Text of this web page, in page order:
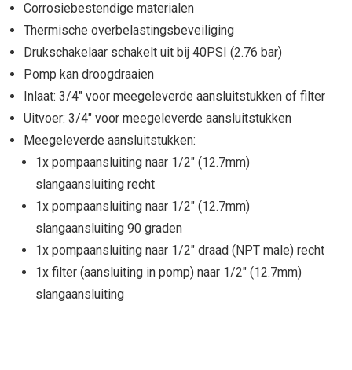
Corrosiebestendige materialen
Thermische overbelastingsbeveiliging
Drukschakelaar schakelt uit bij 40PSI (2.76 bar)
Pomp kan droogdraaien
Inlaat: 3/4" voor meegeleverde aansluitstukken of filter
Uitvoer: 3/4" voor meegeleverde aansluitstukken
Meegeleverde aansluitstukken:
1x pompaansluiting naar 1/2" (12.7mm)
slangaansluiting recht
1x pompaansluiting naar 1/2" (12.7mm)
slangaansluiting 90 graden
1x pompaansluiting naar 1/2" draad (NPT male) recht
1x filter (aansluiting in pomp) naar 1/2" (12.7mm)
slangaansluiting